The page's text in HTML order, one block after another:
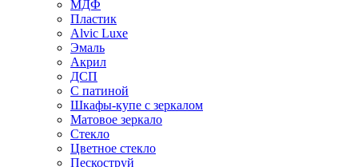
МДФ
Пластик
Alvic Luxe
Эмаль
Акрил
ДСП
С патиной
Шкафы-купе с зеркалом
Матовое зеркало
Стекло
Цветное стекло
Пескоструй